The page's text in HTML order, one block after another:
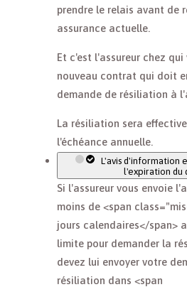
prendre le relais avant de
assurance actuelle.
Et c'est l'assureur chez
nouveau contrat qui doit
demande de résiliation à
La résiliation sera
l'échéance annuelle.
L'avis d'information
l'expiration du
Si l'assureur vous envoie
moins de <span
jours calendaires</span>
limite pour demander la
devez lui envoyer votre
résiliation dans <span